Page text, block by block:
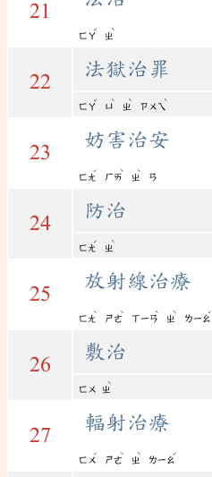
21
ㄈㄚ
ˇ
ㄓ
ˋ
22
法獄治罪
ㄈㄚ
ˇ
ㄩ
ˋ
ㄓ
ˋ
ㄗㄨㄟ
ˋ
23
妨害治安
ㄈㄤ
ˊ
ㄏㄞ
ˋ
ㄓ
ˋ
ㄢ
24
防治
ㄈㄤ
ˊ
ㄓ
ˋ
25
放射線治療
ㄈㄤ
ˋ
ㄕㄜ
ˋ
ㄒㄧㄢ
ˋ
ㄓ
ˋ
ㄌㄧㄠ
ˊ
26
敷治
ㄈㄨ ㄓ
ˋ
27
輻射治療
ㄈㄨ
ˊ
ㄕㄜ
ˋ
ㄓ
ˋ
ㄌㄧㄠ
ˊ